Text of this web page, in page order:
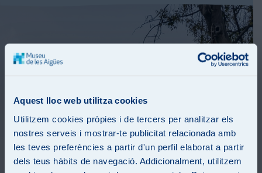
Aquest lloc web utilitza cookies
Utilitzem cookies pròpies i de tercers per analitzar els
nostres serveis i mostrar-te publicitat relacionada amb
les teves preferències a partir d'un perfil elaborat a partir
dels teus hàbits de navegació. Addicionalment, utilitzem
Gaudí i l’aigua